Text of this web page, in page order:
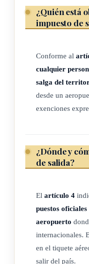
combate al crimen
Protocolo para
Personas,
Aire, que
Unidas contra la
y las actividades
contra el Tráfico
Rica, para el
puestos de
pasajeros en los
capacitaciones
Internacional
aeronáutica,
de la soberanía
¿Quién está
impuesto de
Conforme al
cualquier
salga del
desde un
exenciones
¿Dónde y
de salida?
El artículo 4
puestos
aeropuerto
internacionales.
en el tiquete
salir del país.